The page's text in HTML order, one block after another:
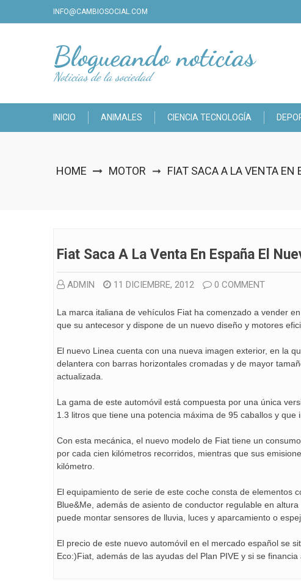
INFO@CAMBIOSOCIAL.COM
Blogueando noticias
Noticias de la sociedad
INICIO ANIMALES CIENCIA TECNOLOGÍA
HOME MOTOR ➞ FIAT SACA A LA VENTA EN
Fiat Saca A La Venta En España El
ADMIN 11 DICIEMBRE, 2012 0 COMMENT
La marca italiana de vehículos Fiat ha comenzado a vender
que su antecesor y dispone de un nuevo diseño y motores
El nuevo Linea cuenta con una nueva imagen exterior, en la
delantera con barras horizontales cromadas y de mayor
actualizada.
La gama de este automóvil está compuesta por una única
1.3 litros que tiene una potencia máxima de 95 caballos y
Con esta mecánica, el nuevo modelo de Fiat tiene un
por cada cien kilómetros recorridos, mientras que sus
kilómetro.
El equipamiento de serie de este coche consta de elementos
Blue&Me, además de asiento de conductor regulable en
puede montar sensores de lluvia, luces y aparcamiento o
El precio de este nuevo automóvil en el mercado español se
Eco:)Fiat, además de las ayudas del Plan PIVE y si se financia